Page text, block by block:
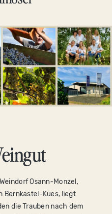
Osann-Monzel,
Bernkastel-Kues, liegt
die Trauben nach dem